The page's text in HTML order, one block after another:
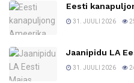
Eesti
31. JUULI 2026
Jaanipidu LA
31. JUULI 2026